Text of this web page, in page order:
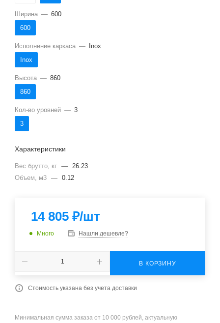
Ширина — 600
600
Исполнение каркаса —
Inox
Inox
Высота — 860
860
Кол-во уровней — 3
3
Характеристики
Вес брутто, кг — 26.23
Объем, м3 — 0.12
14 805 ₽/шт
Много Нашли дешевле?
В КОРЗИНУ
Стоимость указана без учета доставки
Минимальная сумма заказа от 10 000 рублей, актуальную